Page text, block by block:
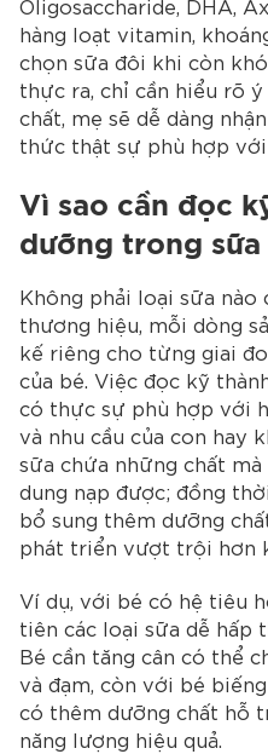
Oligosaccharide, DHA,
hàng loạt vitamin,
chọn sữa đôi khi còn
thực ra, chỉ cần hiểu rõ
chất, mẹ sẽ dễ dàng
thức thật sự phù hợp với
Vì sao cần đọc
dưỡng trong
Không phải loại sữa nào
thương hiệu, mỗi dòng
kế riêng cho từng giai
của bé. Việc đọc kỹ
có thực sự phù hợp với
và nhu cầu của con hay
sữa chứa những chất
dung nạp được; đồng
bổ sung thêm dưỡng
phát triển vượt trội hơn
Ví dụ, với bé có hệ tiêu
tiên các loại sữa dễ hấp
Bé cần tăng cân có thể
và đạm, còn với bé
có thêm dưỡng chất hỗ
năng lượng hiệu quả.